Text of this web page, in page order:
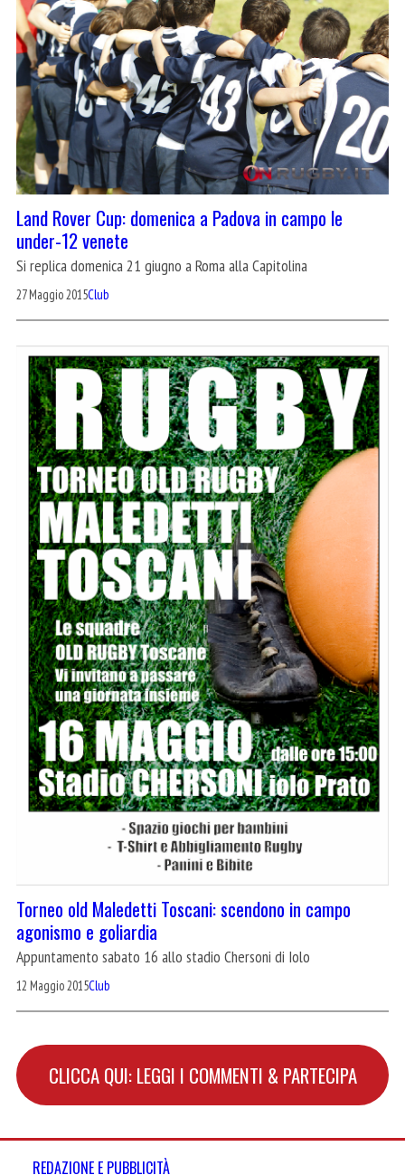
Land Rover Cup: domenica a Padova in campo le
under-12 venete
Si replica domenica 21 giugno a Roma alla Capitolina
27 Maggio 2015Club
Torneo old Maledetti Toscani: scendono in campo
agonismo e goliardia
Appuntamento sabato 16 allo stadio Chersoni di Iolo
12 Maggio 2015Club
CLICCA QUI: LEGGI I COMMENTI & PARTECIPA
REDAZIONE E PUBBLICITÀ